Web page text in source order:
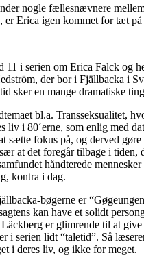
nogle fællesnævnere
er Erica igen kommet for tæt på
11 i serien om Erica Falck og
der bor i Fjällbacka i
sker en mange dramatiske
bl.a. Transseksualitet,
liv i 80´erne, som enlig med
sætte fokus på, og derved
at det foregår tilbage i tiden,
håndterede mennesker
kontra i dag.
bøgerne er
kan have et solidt
er glimrende til at give
i serien lidt “taletid”. Så
i deres liv, og ikke for meget.